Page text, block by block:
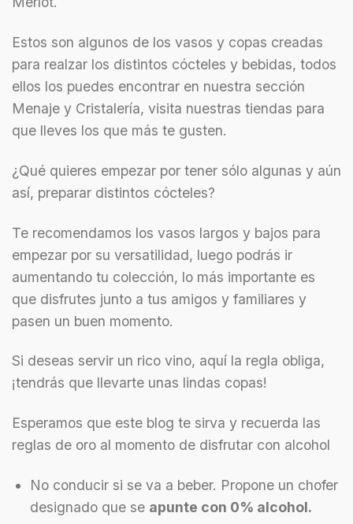
Estos son algunos de los vasos y copas creadas
para realzar los distintos cócteles y bebidas, todos
ellos los puedes encontrar en nuestra sección
Menaje y Cristalería, visita nuestras tiendas para
que lleves los que más te gusten.
¿Qué quieres empezar por tener sólo algunas y aún
así, preparar distintos cócteles?
Te recomendamos los vasos largos y bajos para
empezar por su versatilidad, luego podrás ir
aumentando tu colección, lo más importante es
que disfrutes junto a tus amigos y familiares y
pasen un buen momento.
Si deseas servir un rico vino, aquí la regla obliga,
¡tendrás que llevarte unas lindas copas!
Esperamos que este blog te sirva y recuerda las
reglas de oro al momento de disfrutar con alcohol
No conducir si se va a beber. Propone un chofer
designado que se apunte con 0% alcohol.